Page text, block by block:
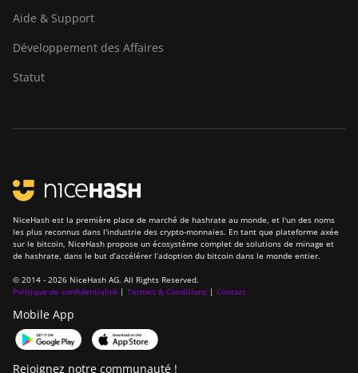
Aide & Support
Développement des Affaires
Statut
NiceHash est la première place de marché de hashrate au monde, et l'un des noms
les plus reconnus dans l'industrie des crypto-monnaies. En tant que plateforme axée
sur le bitcoin, NiceHash propose un écosystème complet de solutions de minage et
de hashrate, dans le but d’accélérer l’adoption du bitcoin dans le monde entier.
© 2014 - 2026 NiceHash AG. All Rights Reserved.
Politique de confidentialité | Termes & Conditions | Contact
Mobile App
Rejoignez notre communauté !